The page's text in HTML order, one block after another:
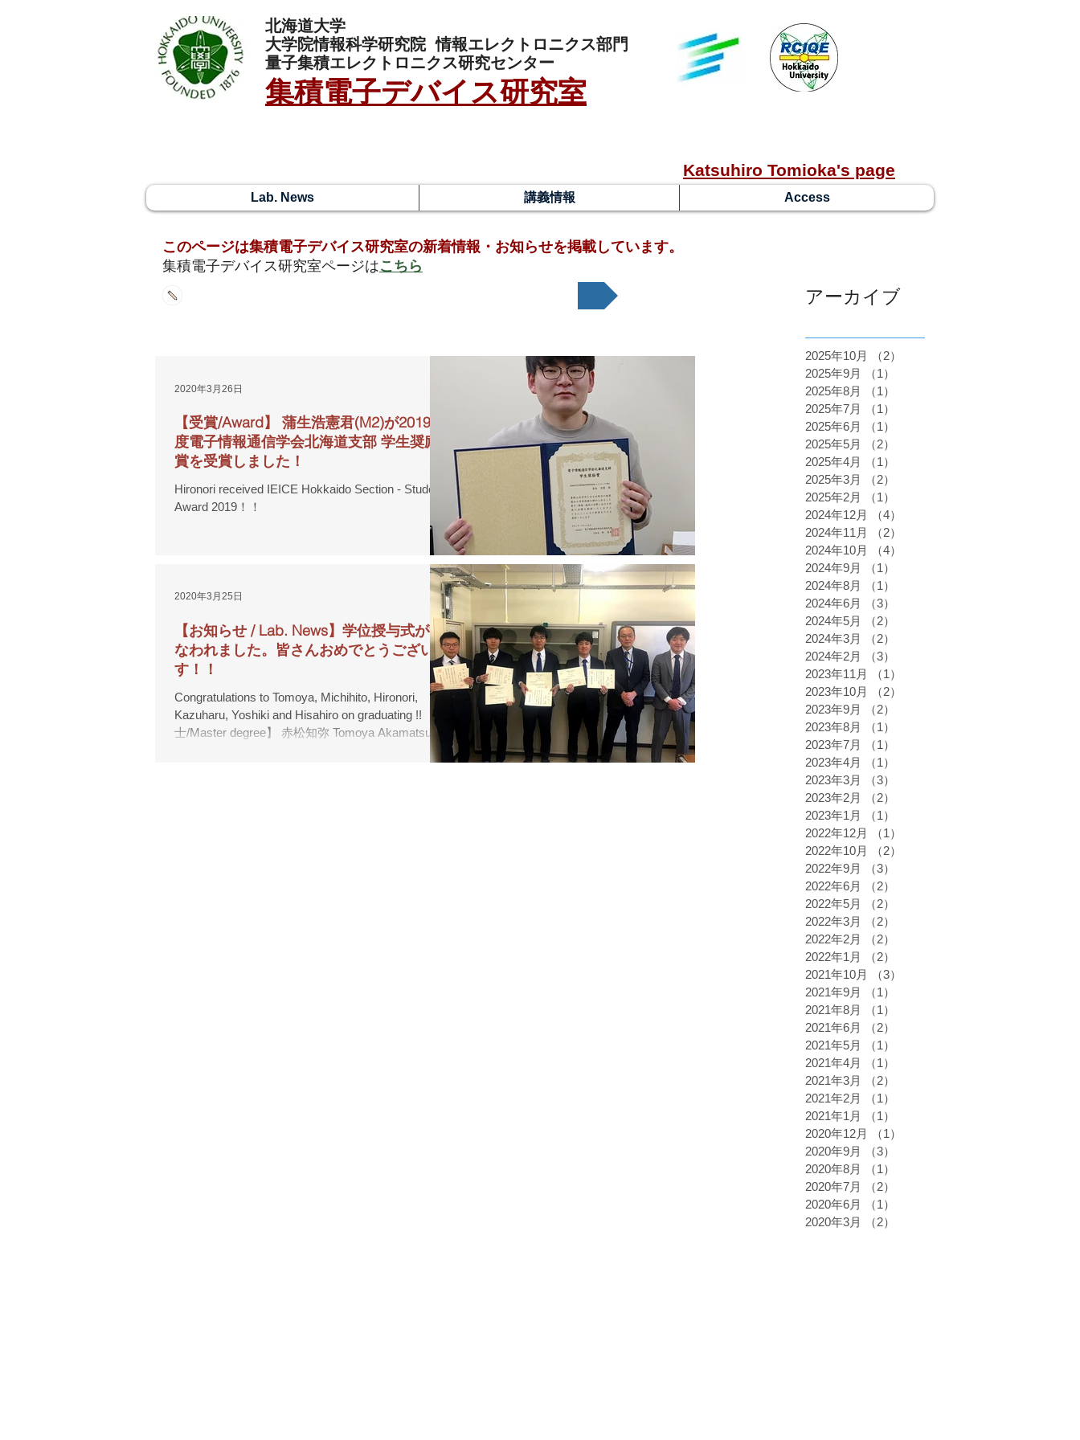
北海道大学
大学院情報科学研究院情報エレクトロニクス部門
量子集積エレクトロニクス研究センター
集積電子デバイス研究室
Katsuhiro Tomioka's page
Lab. News 講義情報 Access
​このページは集積電子デバイス研究室の新着情報・お知らせを掲載しています。
​集積電子デバイス研究室ページはこちら
アーカイブ
【受賞/Award】 蒲生浩憲君(M2)が2019年
度電子情報通信学会北海道支部 学生奨励
賞を受賞しました！
Hironori received IEICE Hokkaido Section - Student
Award 2019！！
2020年3月26日
【お知らせ / Lab. News】学位授与式が行
なわれました。皆さんおめでとうございま
す！！
Congratulations to Tomoya, Michihito, Hironori,
Kazuharu, Yoshiki and Hisahiro on graduating !! 【修
士/Master degree】 赤松知弥 Tomoya Akamatsu...
2020年3月25日
2025年10月 （2）
2025年9月
（1）
2025年8月
（1）
2025年7月
（1）
2025年6月
（1）
2025年5月
（2）
2025年4月
（1）
2025年3月
（2）
2025年2月
（1）
2024年12月
（4）
2024年11月
（2）
2024年10月
（4）
2024年9月
（1）
2024年8月
（1）
2024年6月
（3）
2024年5月
（2）
2024年3月
（2）
2024年2月
（3）
2023年11月
（1）
2023年10月
（2）
2023年9月
（2）
2023年8月
（1）
2023年7月
（1）
2023年4月
（1）
2023年3月
（3）
2023年2月
（2）
2023年1月
（1）
2022年12月
（1）
2022年10月
（2）
2022年9月
（3）
2022年6月
（2）
2022年5月
（2）
2022年3月
（2）
2022年2月
（2）
2022年1月
（2）
2021年10月
（3）
2021年9月
（1）
2021年8月
（1）
2021年6月
（2）
2021年5月
（1）
2021年4月
（1）
2021年3月
（2）
2021年2月
（1）
2021年1月
（1）
2020年12月
（1）
2020年9月
（3）
2020年8月
（1）
2020年7月
（2）
2020年6月
（1）
2020年3月
（2）